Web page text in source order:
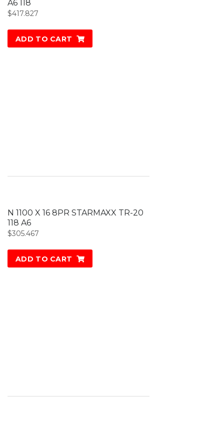
A6 118
$417.827
ADD TO CART
N 1100 X 16 8PR STARMAXX TR-20
118 A6
$305.467
ADD TO CART